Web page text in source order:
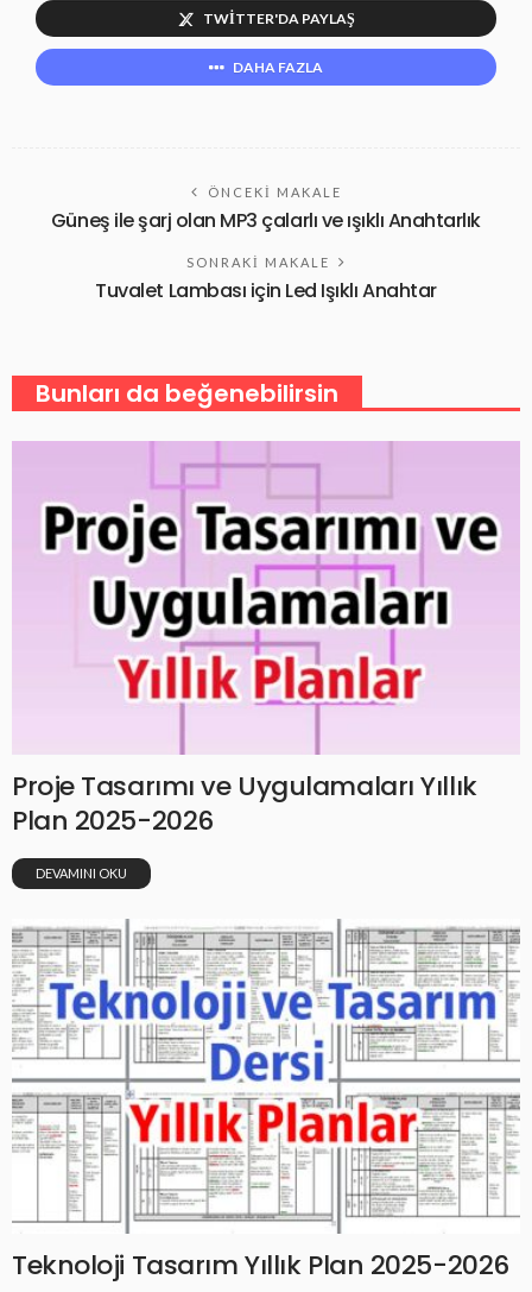
TWITTER'DA PAYLAŞ
DAHA FAZLA
ÖNCEKI MAKALE
Güneş ile şarj olan MP3 çalarlı ve ışıklı Anahtarlık
SONRAKI MAKALE
Tuvalet Lambası için Led Işıklı Anahtar
Bunları da beğenebilirsin
Proje Tasarımı ve Uygulamaları Yıllık
Plan 2025-2026
DEVAMINI OKU
Teknoloji Tasarım Yıllık Plan 2025-2026